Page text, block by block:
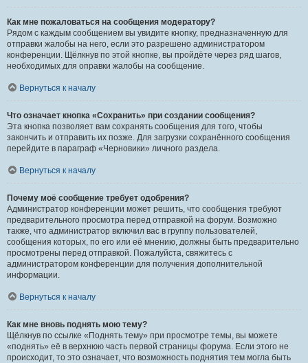
Как мне пожаловаться на сообщения модератору?
Рядом с каждым сообщением вы увидите кнопку, предназначенную для
отправки жалобы на него, если это разрешено администратором
конференции. Щёлкнув по этой кнопке, вы пройдёте через ряд шагов,
необходимых для оправки жалобы на сообщение.
Вернуться к началу
Что означает кнопка «Сохранить» при создании сообщения?
Эта кнопка позволяет вам сохранять сообщения для того, чтобы
закончить и отправить их позже. Для загрузки сохранённого сообщения
перейдите в параграф «Черновики» личного раздела.
Вернуться к началу
Почему моё сообщение требует одобрения?
Администратор конференции может решить, что сообщения требуют
предварительного просмотра перед отправкой на форум. Возможно
также, что администратор включил вас в группу пользователей,
сообщения которых, по его или её мнению, должны быть предварительно
просмотрены перед отправкой. Пожалуйста, свяжитесь с
администратором конференции для получения дополнительной
информации.
Вернуться к началу
Как мне вновь поднять мою тему?
Щёлкнув по ссылке «Поднять тему» при просмотре темы, вы можете
«поднять» её в верхнюю часть первой страницы форума. Если этого не
происходит, то это означает, что возможность поднятия тем могла быть